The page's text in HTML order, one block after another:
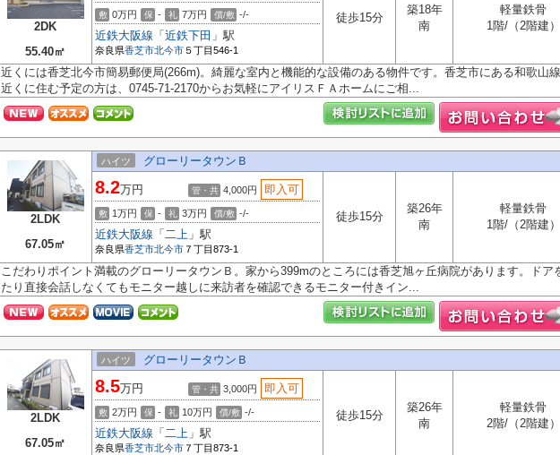
2DK
55.40㎡
敷 0万円 保 - 礼 7万円 償/敷 -/-
近鉄大阪線 「 近鉄下田 」駅
奈良県香芝市北今市 ５丁目546-1
徒歩15分
築18年
南
軽量鉄骨
1階/（2階建）
近くには香芝北今市簡易郵便局(266m)。綺麗な室内と機能的な設備のある物件です。香芝市にある和歌山
近くに住む予定の方は、0745-71-2170からお気軽にアイリスＦＡホームにご相...
2LDK
67.05㎡
ハイツ グローリータウンＢ
8.2万円 管・共 4,000円 即入可
敷 1万円 保 - 礼 3万円 償/敷 -/-
近鉄大阪線 「 二上 」駅
奈良県香芝市北今市 ７丁目873-1
徒歩15分
築26年
南
軽量鉄骨
1階/（2階建）
こだわりポイント満載のグローリータウンＢ。家から399mのところには香芝旭ヶ丘病院があります。ドア
たり直接会話しなくてもモニター越しに来訪者を確認できるモニター付きイン...
2LDK
67.05㎡
ハイツ グローリータウンＢ
8.5万円 管・共 3,000円 即入可
敷 2万円 保 - 礼 10万円 償/敷 -/-
近鉄大阪線 「 二上 」駅
奈良県香芝市北今市 ７丁目873-1
徒歩15分
築26年
南
軽量鉄骨
2階/（2階建）